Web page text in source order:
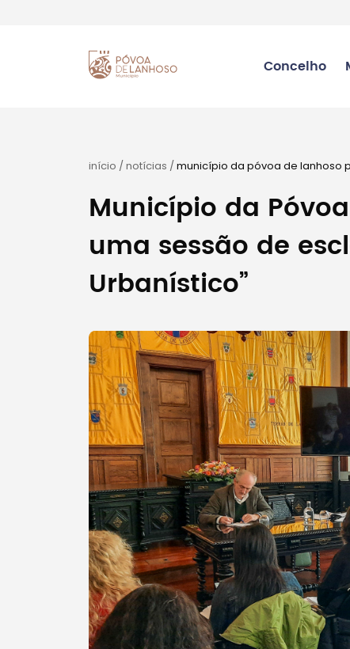
Concelho
início /notícias /município da póvoa de lanhoso
Município da
uma sessão de
Urbanístico”